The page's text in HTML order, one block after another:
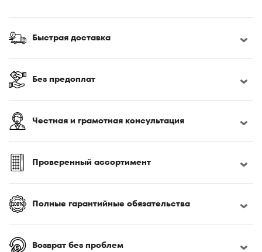
Быстрая доставка
Без предоплат
Честная и грамотная консультация
Проверенный ассортимент
Полные гарантийные обязательства
Возврат без проблем